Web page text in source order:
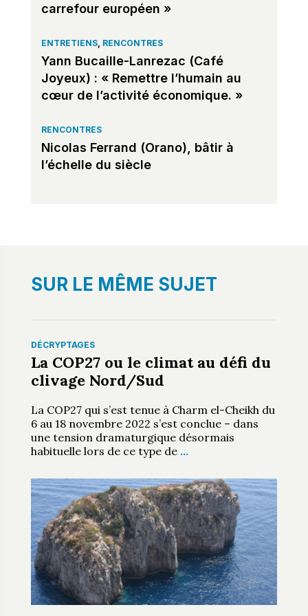
carrefour européen »
ENTRETIENS, RENCONTRES
Yann Bucaille-Lanrezac (Café
Joyeux) : « Remettre l’humain au
cœur de l’activité économique. »
RENCONTRES
Nicolas Ferrand (Orano), bâtir à
l’échelle du siècle
SUR LE MÊME SUJET
DÉCRYPTAGES
La COP27 ou le climat au défi du
clivage Nord/Sud
La COP27 qui s’est tenue à Charm el-Cheikh du
6 au 18 novembre 2022 s’est conclue – dans
une tension dramaturgique désormais
habituelle lors de ce type de …